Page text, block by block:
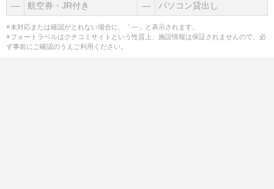
― 航空券・JR付き ― パソコン貸出し
※未対応または確認がとれない場合に、「―」と表示されます。
※フォートラベルはクチコミサイトという性質上、施設情報は保証されませんので、必
ず事前にご確認のうえご利用ください。